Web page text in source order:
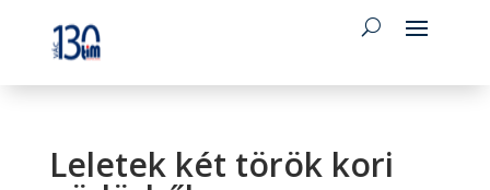
Leletek két török kori